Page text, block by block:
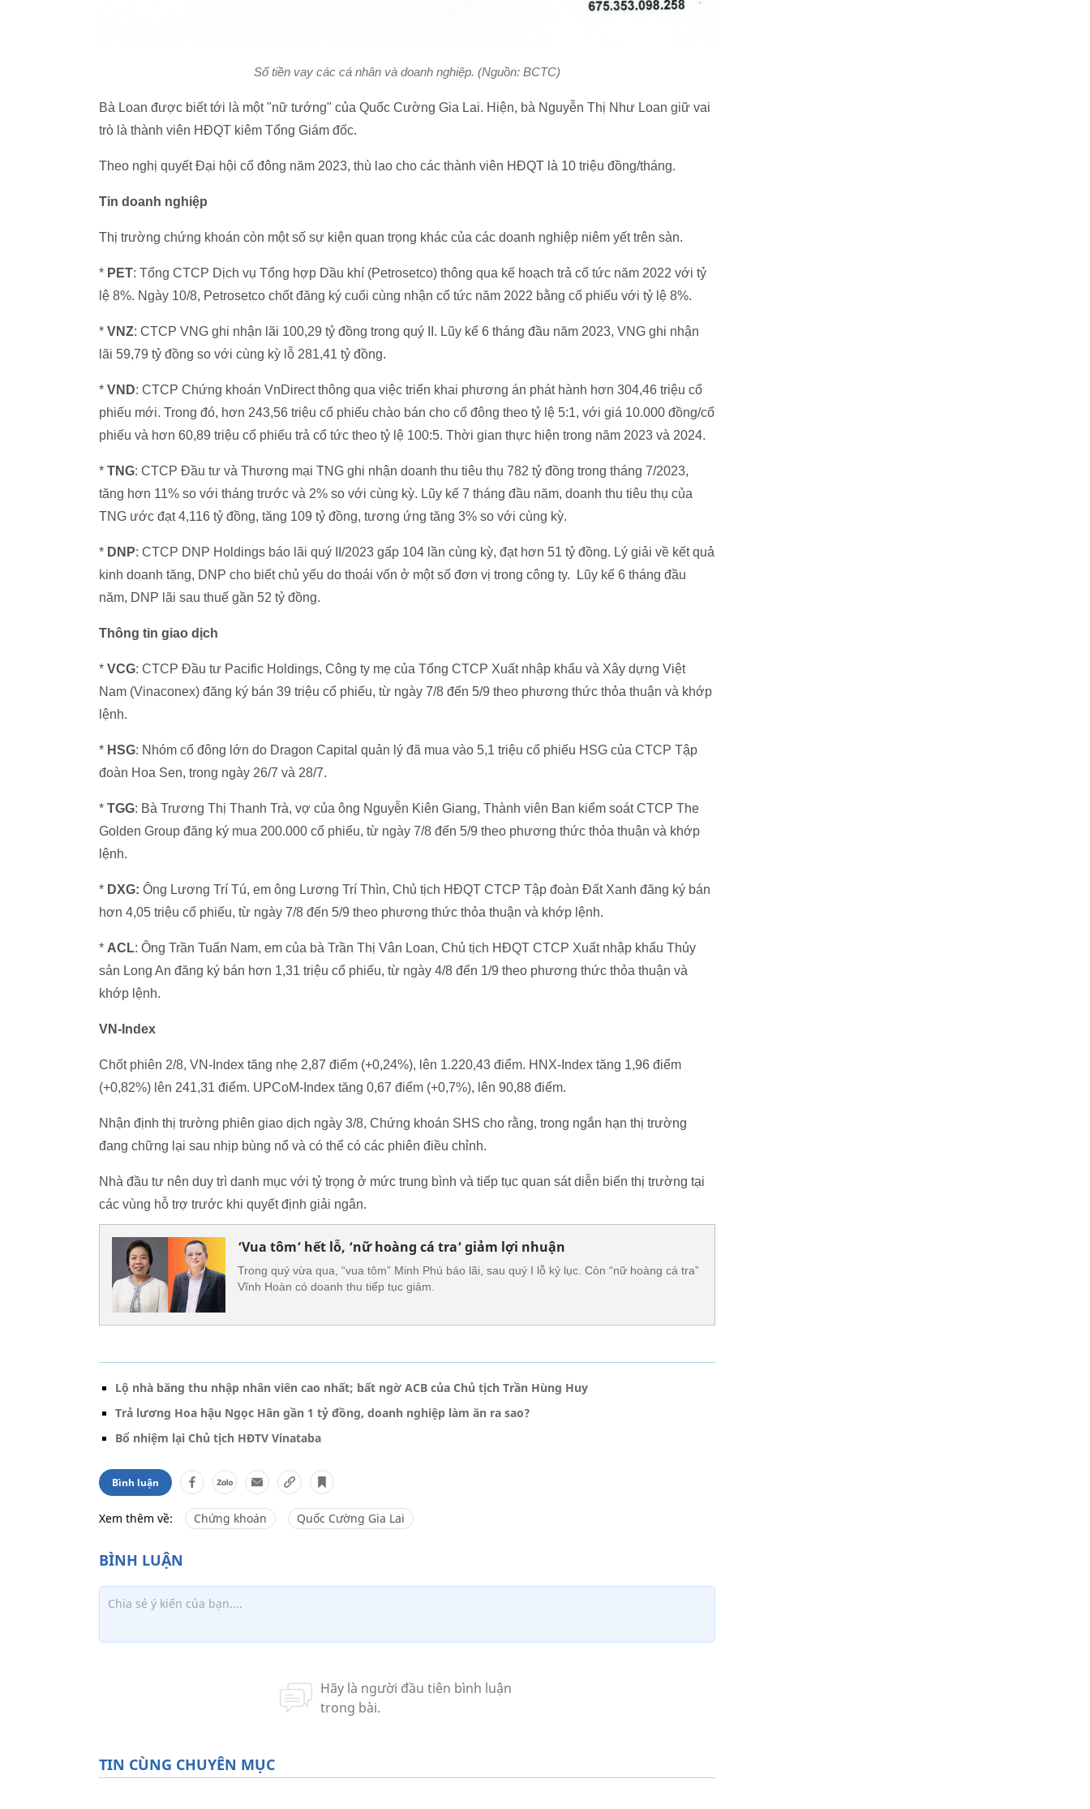
Số tiền vay các cá nhân và doanh nghiệp. (Nguồn: BCTC)
Bà Loan được biết tới là một "nữ tướng" của Quốc Cường Gia Lai. Hiện, bà Nguyễn Thị Như Loan giữ vai
trò là thành viên HĐQT kiêm Tổng Giám đốc.
Theo nghị quyết Đại hội cổ đông năm 2023, thù lao cho các thành viên HĐQT là 10 triệu đồng/tháng.
Tin doanh nghiệp
Thị trường chứng khoán còn một số sự kiện quan trọng khác của các doanh nghiệp niêm yết trên sàn.
* PET: Tổng CTCP Dịch vụ Tổng hợp Dầu khí (Petrosetco) thông qua kế hoạch trả cổ tức năm 2022 với tỷ
lệ 8%. Ngày 10/8, Petrosetco chốt đăng ký cuối cùng nhận cổ tức năm 2022 bằng cổ phiếu với tỷ lệ 8%.
* VNZ: CTCP VNG ghi nhận lãi 100,29 tỷ đồng trong quý II. Lũy kế 6 tháng đầu năm 2023, VNG ghi nhận
lãi 59,79 tỷ đồng so với cùng kỳ lỗ 281,41 tỷ đồng.
* VND: CTCP Chứng khoán VnDirect thông qua việc triển khai phương án phát hành hơn 304,46 triệu cổ
phiếu mới. Trong đó, hơn 243,56 triệu cổ phiếu chào bán cho cổ đông theo tỷ lệ 5:1, với giá 10.000 đồng/cổ
phiếu và hơn 60,89 triệu cổ phiếu trả cổ tức theo tỷ lệ 100:5. Thời gian thực hiện trong năm 2023 và 2024.
* TNG: CTCP Đầu tư và Thương mại TNG ghi nhận doanh thu tiêu thụ 782 tỷ đồng trong tháng 7/2023,
tăng hơn 11% so với tháng trước và 2% so với cùng kỳ. Lũy kế 7 tháng đầu năm, doanh thu tiêu thụ của
TNG ước đạt 4,116 tỷ đồng, tăng 109 tỷ đồng, tương ứng tăng 3% so với cùng kỳ.
* DNP: CTCP DNP Holdings báo lãi quý II/2023 gấp 104 lần cùng kỳ, đạt hơn 51 tỷ đồng. Lý giải về kết quả
kinh doanh tăng, DNP cho biết chủ yếu do thoái vốn ở một số đơn vị trong công ty. Lũy kế 6 tháng đầu
năm, DNP lãi sau thuế gần 52 tỷ đồng.
Thông tin giao dịch
* VCG: CTCP Đầu tư Pacific Holdings, Công ty mẹ của Tổng CTCP Xuất nhập khẩu và Xây dựng Việt
Nam (Vinaconex) đăng ký bán 39 triệu cổ phiếu, từ ngày 7/8 đến 5/9 theo phương thức thỏa thuận và khớp
lệnh.
* HSG: Nhóm cổ đông lớn do Dragon Capital quản lý đã mua vào 5,1 triệu cổ phiếu HSG của CTCP Tập
đoàn Hoa Sen, trong ngày 26/7 và 28/7.
* TGG: Bà Trương Thị Thanh Trà, vợ của ông Nguyễn Kiên Giang, Thành viên Ban kiểm soát CTCP The
Golden Group đăng ký mua 200.000 cổ phiếu, từ ngày 7/8 đến 5/9 theo phương thức thỏa thuận và khớp
lệnh.
* DXG: Ông Lương Trí Tú, em ông Lương Trí Thìn, Chủ tịch HĐQT CTCP Tập đoàn Đất Xanh đăng ký bán
hơn 4,05 triệu cổ phiếu, từ ngày 7/8 đến 5/9 theo phương thức thỏa thuận và khớp lệnh.
* ACL: Ông Trần Tuấn Nam, em của bà Trần Thị Vân Loan, Chủ tịch HĐQT CTCP Xuất nhập khẩu Thủy
sản Long An đăng ký bán hơn 1,31 triệu cổ phiếu, từ ngày 4/8 đến 1/9 theo phương thức thỏa thuận và
khớp lệnh.
VN-Index
Chốt phiên 2/8, VN-Index tăng nhẹ 2,87 điểm (+0,24%), lên 1.220,43 điểm. HNX-Index tăng 1,96 điểm
(+0,82%) lên 241,31 điểm. UPCoM-Index tăng 0,67 điểm (+0,7%), lên 90,88 điểm.
Nhận định thị trường phiên giao dịch ngày 3/8, Chứng khoán SHS cho rằng, trong ngắn hạn thị trường
đang chững lại sau nhịp bùng nổ và có thể có các phiên điều chỉnh.
Nhà đầu tư nên duy trì danh mục với tỷ trọng ở mức trung bình và tiếp tục quan sát diễn biến thị trường tại
các vùng hỗ trợ trước khi quyết định giải ngân.
‘Vua tôm’ hết lỗ, ‘nữ hoàng cá tra’ giảm lợi nhuận
Trong quý vừa qua, “vua tôm” Minh Phú báo lãi, sau quý I lỗ kỷ lục. Còn “nữ hoàng cá tra”
Vĩnh Hoàn có doanh thu tiếp tục giảm.
Lộ nhà băng thu nhập nhân viên cao nhất; bất ngờ ACB của Chủ tịch Trần Hùng Huy
Trả lương Hoa hậu Ngọc Hân gần 1 tỷ đồng, doanh nghiệp làm ăn ra sao?
Bổ nhiệm lại Chủ tịch HĐTV Vinataba
Bình luận
Xem thêm về: Chứng khoán Quốc Cường Gia Lai
TIN CÙNG CHUYÊN MỤC